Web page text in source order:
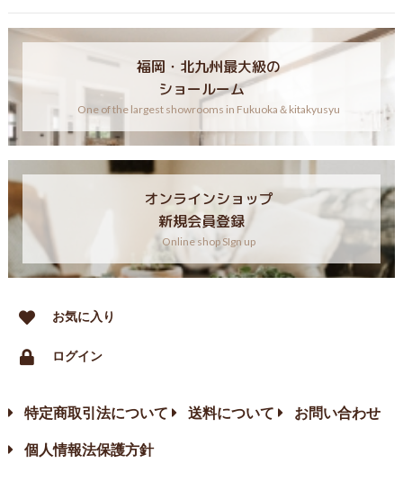
福岡・北九州最大級の
ショールーム
One of the largest showrooms in Fukuoka＆kitakyusyu
オンラインショップ
新規会員登録
Online shop SIgn up
お気に入り
ログイン
特定商取引法について 送料について お問い合わせ
個人情報法保護方針